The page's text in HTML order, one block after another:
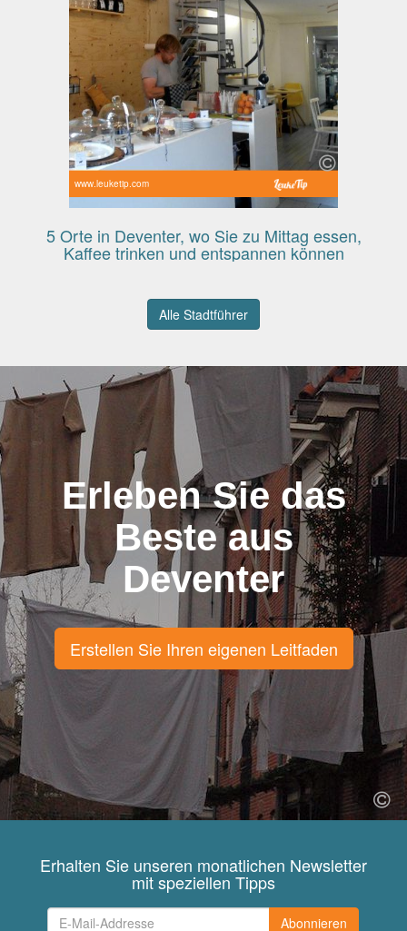
www.leuketip.com
5 Orte in Deventer, wo Sie zu Mittag essen,
Kaffee trinken und entspannen können
Alle Stadtführer
Erleben Sie das
Beste aus
Deventer
Erstellen Sie Ihren eigenen Leitfaden
Erhalten Sie unseren monatlichen Newsletter
mit speziellen Tipps
Abonnieren